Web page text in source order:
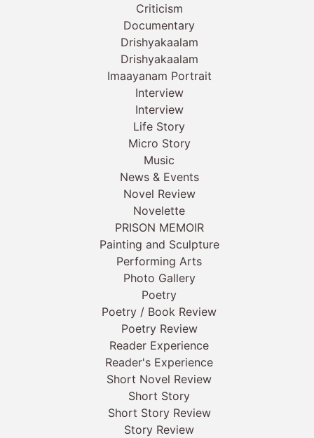
Criticism
Documentary
Drishyakaalam
Drishyakaalam
Imaayanam Portrait
Interview
Interview
Life Story
Micro Story
Music
News & Events
Novel Review
Novelette
PRISON MEMOIR
Painting and Sculpture
Performing Arts
Photo Gallery
Poetry
Poetry / Book Review
Poetry Review
Reader Experience
Reader's Experience
Short Novel Review
Short Story
Short Story Review
Story Review